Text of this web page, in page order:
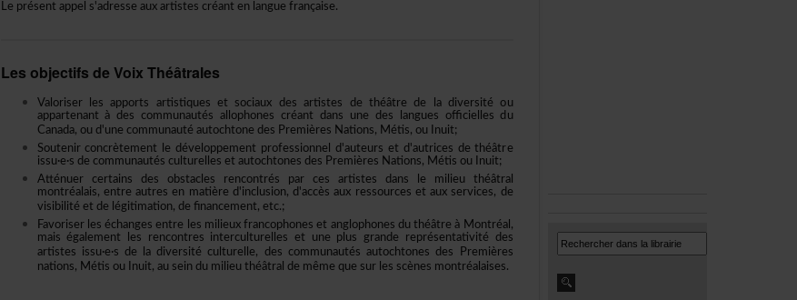
Leprésentappels'adresseauxartistescréantenlanguefrançaise.
LesobjectifsdeVoixThéâtrales
Valoriserlesapportsartistiquesetsociauxdesartistesdethéâtredeladiversitéou
appartenantàdescommunautésallophonescréantdansunedeslanguesofficiellesdu
Canada,oud'unecommunautéautochtonedesPremièresNations,Métis,ouInuit;
Soutenirconcrètementledéveloppementprofessionneld'auteursetd'autricesdethéâtre
issu·e·sdecommunautésculturellesetautochtonesdesPremièresNations,MétisouInuit;
Atténuercertainsdesobstaclesrencontrésparcesartistesdanslemilieuthéâtral
montréalais,entreautresenmatièred'inclusion,d'accèsauxressourcesetauxservices,de
visibilitéetdelégitimation,definancement,etc.;
FavoriserleséchangesentrelesmilieuxfrancophonesetanglophonesduthéâtreàMontréal,
maiségalementlesrencontresinterculturellesetuneplusgrandereprésentativitédes
artistesissu·e·sdeladiversitéculturelle,descommunautésautochtonesdesPremières
nations,MétisouInuit,auseindumilieuthéâtraldemêmequesurlesscènesmontréalaises.